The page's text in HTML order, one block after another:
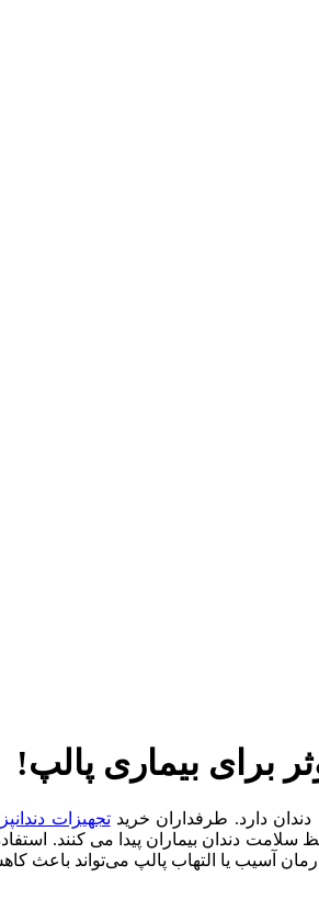
دارد. طرفداران خریدتجهیزات
دندان بیماران پیدا می کنند.
درمان آسیب یا التهاب پالپ می‌تواند